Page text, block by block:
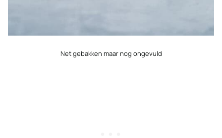
Net gebakken maar nog ongevuld